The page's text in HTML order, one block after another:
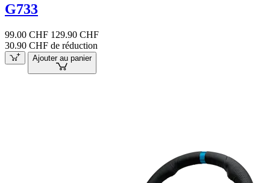
G733
99.00 CHF 129.90 CHF
30.90 CHF de réduction
Ajouter au panier